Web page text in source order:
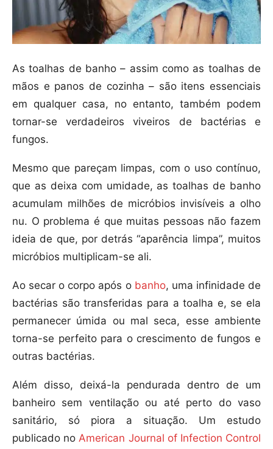
As toalhas de banho – assim como as toalhas de
mãos e panos de cozinha – são itens essenciais
em qualquer casa, no entanto, também podem
tornar-se verdadeiros viveiros de bactérias e
fungos.
Mesmo que pareçam limpas, com o uso contínuo,
que as deixa com umidade, as toalhas de banho
acumulam milhões de micróbios invisíveis a olho
nu. O problema é que muitas pessoas não fazem
ideia de que, por detrás “aparência limpa”, muitos
micróbios multiplicam-se ali.
Ao secar o corpo após o banho, uma infinidade de
bactérias são transferidas para a toalha e, se ela
permanecer úmida ou mal seca, esse ambiente
torna-se perfeito para o crescimento de fungos e
outras bactérias.
Além disso, deixá-la pendurada dentro de um
banheiro sem ventilação ou até perto do vaso
sanitário, só piora a situação. Um estudo
publicado noAmerican Journal of Infection Control